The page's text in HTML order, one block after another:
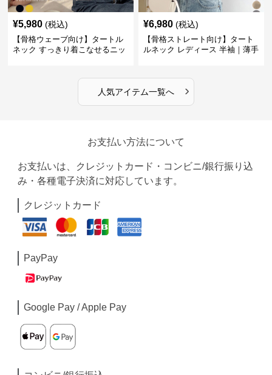
¥5,980 (税込)
【骨格ウェーブ向け】タートル
ネック すっきり着こなせるニッ
¥6,980 (税込)
【骨格ストレート向け】タート
ルネック レディース 半袖｜薄手
人気アイテム一覧へ ›
お支払い方法について
お支払いは、クレジットカード・コンビニ/銀行振り込
み・各種電子決済に対応しています。
クレジットカード
PayPay
Google Pay / Apple Pay